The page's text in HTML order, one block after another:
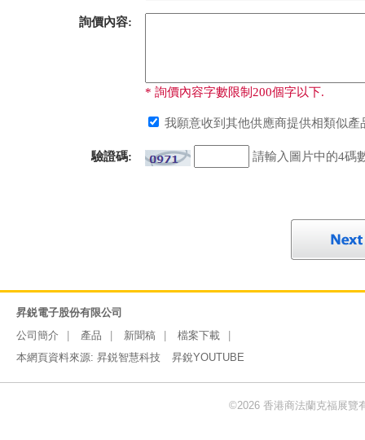
詢價內容:
* 詢價內容字數限制200個字以下.
我願意收到其他供應商提供相類似產
驗證碼: 請輸入圖片中的4碼
昇鋭電子股份有限公司
公司簡介
產品 新聞稿
檔案下載
本網頁資料來源: 昇鋭智慧科技 昇銳YOUTUBE
©2026 香港商法蘭克福展覽